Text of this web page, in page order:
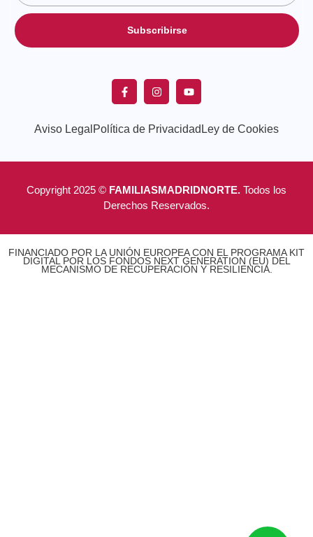
Subscribirse
Aviso Legal Política de Privacidad Ley de Cookies
Copyright 2025 © FAMILIASMADRIDNORTE. Todos los
Derechos Reservados.
FINANCIADO POR LA UNIÓN EUROPEA CON EL PROGRAMA KIT
DIGITAL POR LOS FONDOS NEXT GENERATION (EU) DEL
MECANISMO DE RECUPERACIÓN Y RESILIENCIA.